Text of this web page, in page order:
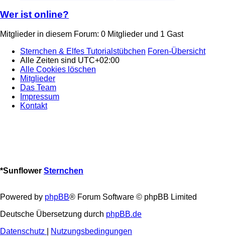
Wer ist online?
Mitglieder in diesem Forum: 0 Mitglieder und 1 Gast
Sternchen & Elfes Tutorialstübchen Foren-Übersicht
Alle Zeiten sind UTC+02:00
Alle Cookies löschen
Mitglieder
Das Team
Impressum
Kontakt
*Sunflower Sternchen
Powered by phpBB® Forum Software © phpBB Limited
Deutsche Übersetzung durch phpBB.de
Datenschutz
Nutzungsbedingungen